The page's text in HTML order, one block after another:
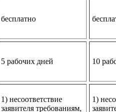
бесплатно
5 рабочих дней 10
1) несоответствие
заявителя требованиям,
1)